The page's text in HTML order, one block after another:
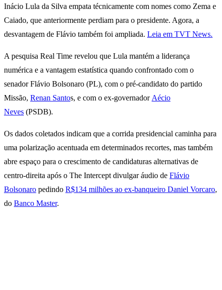
Inácio Lula da Silva empata técnicamente com nomes como Zema e
Caiado, que anteriormente perdiam para o presidente. Agora, a
desvantagem de Flávio também foi ampliada. Leia em TVT News.
A pesquisa Real Time revelou que Lula mantém a liderança
numérica e a vantagem estatística quando confrontado com o
senador Flávio Bolsonaro (PL), com o pré-candidato do partido
Missão, Renan Santos, e com o ex-governador Aécio
Neves (PSDB).
Os dados coletados indicam que a corrida presidencial caminha para
uma polarização acentuada em determinados recortes, mas também
abre espaço para o crescimento de candidaturas alternativas de
centro-direita após o The Intercept divulgar áudio de Flávio
Bolsonaro pedindo R$134 milhões ao ex-banqueiro Daniel Vorcaro,
do Banco Master.